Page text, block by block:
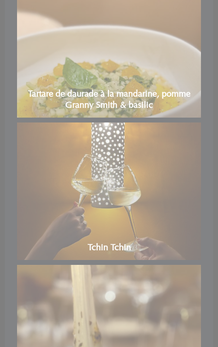
Tartare de daurade à la mandarine, pomme
Granny Smith & basilic
Tchin Tchin